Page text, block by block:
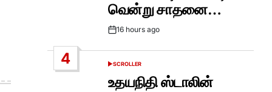
வென்று சாதனை…
Post16 hours ago
4
POSTED
SCROLLER
உதயநிதி ஸ்டாலின்